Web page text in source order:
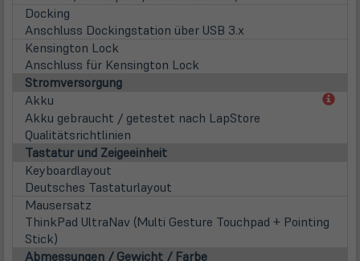
Docking
Anschluss Dockingstation über USB 3.x
Kensington Lock
Anschluss für Kensington Lock
Stromversorgung
Akku
Akku gebraucht / getestet nach LapStore
Qualitätsrichtlinien
Tastatur und Zeigeeinheit
Keyboardlayout
Deutsches Tastaturlayout
Mausersatz
ThinkPad UltraNav (Multi Gesture Touchpad + Pointing
Stick)
Abmessungen / Gewicht / Farbe